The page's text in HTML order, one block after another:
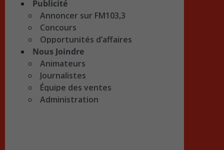
Publicité
Annoncer sur FM103,3
Concours
Opportunités d’affaires
Nous Joindre
Animateurs
Journalistes
Équipe des ventes
Administration